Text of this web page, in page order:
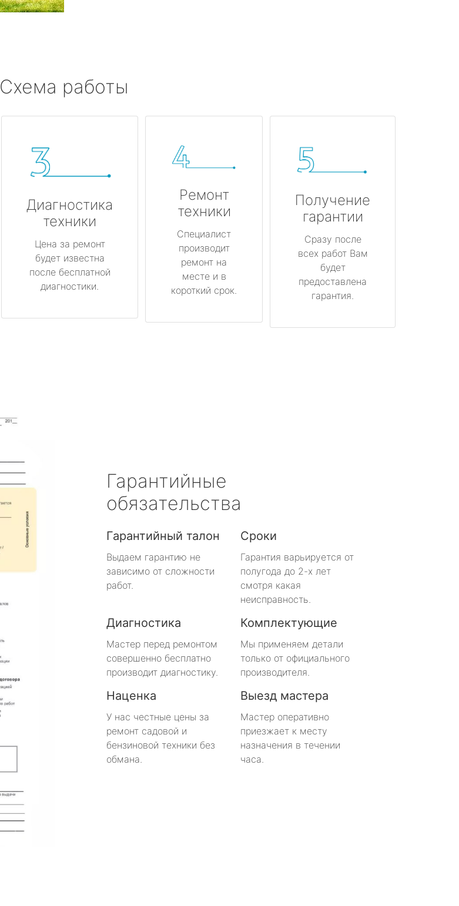
Схема работы
Диагностика
техники
Цена за ремонт
будет известна
после бесплатной
диагностики.
Ремонт
техники
Специалист
производит
ремонт на
месте и в
короткий срок.
Получение
гарантии
Сразу после
всех работ Вам
будет
предоставлена
гарантия.
Гарантийные
обязательства
Гарантийный талон
Выдаем гарантию не
зависимо от сложности
работ.
Сроки
Гарантия варьируется от
полугода до 2-х лет
смотря какая
неисправность.
Диагностика
Мастер перед ремонтом
совершенно бесплатно
производит диагностику.
Комплектующие
Мы применяем детали
только от официального
производителя.
Наценка
У нас честные цены за
ремонт садовой и
бензиновой техники без
обмана.
Выезд мастера
Мастер оперативно
приезжает к месту
назначения в течении
часа.